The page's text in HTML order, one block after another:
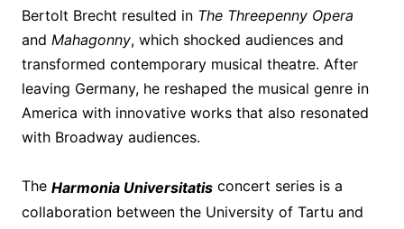
Bertolt Brecht resulted in The Threepenny Opera
and Mahagonny, which shocked audiences and
transformed contemporary musical theatre. After
leaving Germany, he reshaped the musical genre in
America with innovative works that also resonated
with Broadway audiences.
The Harmonia Universitatis concert series is a
collaboration between the University of Tartu and